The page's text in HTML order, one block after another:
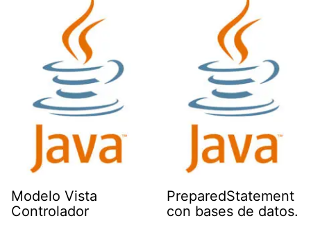
Modelo Vista
Controlador
PreparedStatement
con bases de datos.